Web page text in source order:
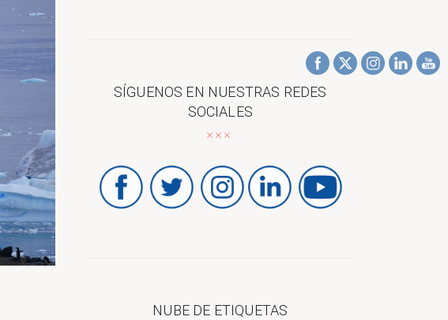
SÍGUENOS EN NUESTRAS REDES
SOCIALES
NUBE DE ETIQUETAS